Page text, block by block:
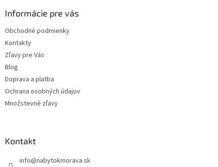
Informácie pre vás
Obchodné podmienky
Kontakty
Zľavy pre Vás
Blog
Doprava a platba
Ochrana osobných údajov
Množstevné zľavy
Kontakt
info@nabytokmorava.sk